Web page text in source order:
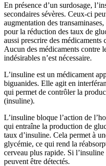
En présence d’un surdosage,
secondaires sévères. Ceux-ci
augmentation des
pour la réduction des taux de
aussi prescrire des médicaments
Aucun des médicaments contre
indésirables n’est nécessaire.
L’insuline est un médicament
biguanides. Elle agit en
qui permet de contrôler la
(insuline).
L’insuline bloque l’action de
qui entraîne la production de
taux d’insuline. Cela permet à
glycémie, ce qui rend la
cerveau plus rapide. Si
peuvent être détectés.